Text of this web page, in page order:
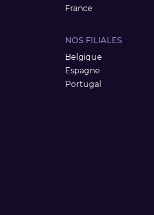
France
NOS FILIALES
Belgique
Espagne
Portugal